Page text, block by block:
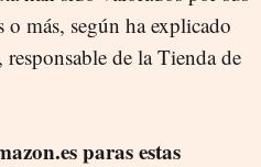
o más, según ha explicado
de la Tienda de
paras estas